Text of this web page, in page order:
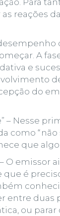
reações
A
e
do
” – Nesse
como “não
que
O emissor
que é
entre
ou